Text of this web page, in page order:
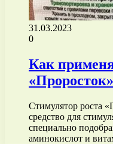
31.03.2023
0
Как
«Проросток»
Стимулятор роста
средство для
специально
аминокислот и